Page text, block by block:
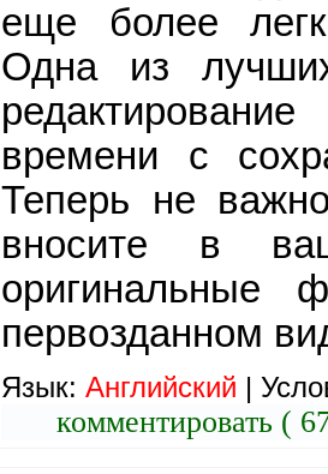
еще более
Одна из
времени с
Теперь не
вносите в
оригинальные
первозданном
Язык:Английский |
комментировать (